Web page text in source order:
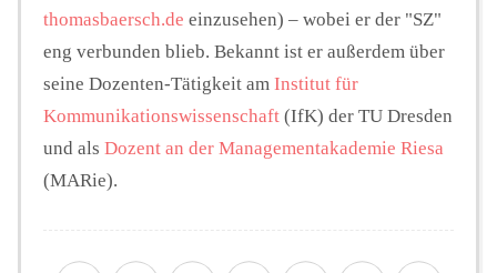
thomasbaersch.de einzusehen) – wobei er der "SZ"
eng verbunden blieb. Bekannt ist er außerdem über
seine Dozenten-Tätigkeit am Institut für
Kommunikationswissenschaft (IfK) der TU Dresden
und als Dozent an der Managementakademie Riesa
(MARie).